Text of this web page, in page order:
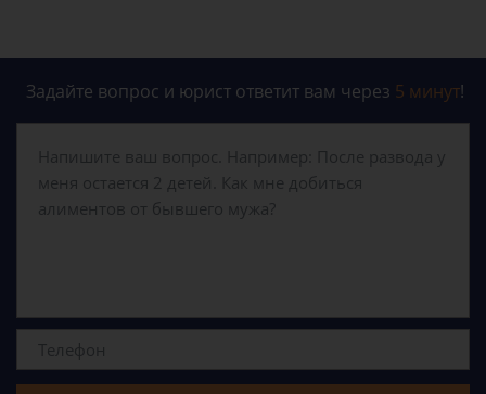
Задайте вопрос и юрист ответит вам через 5 минут!